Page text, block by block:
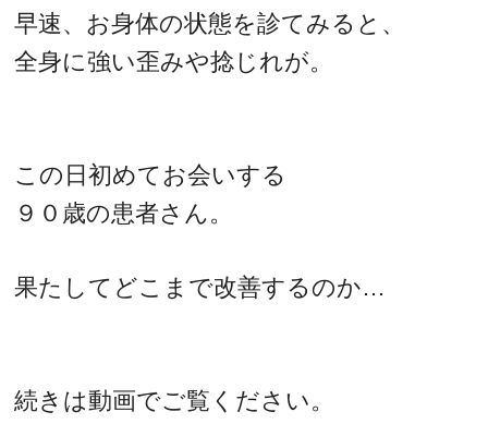
早速、お身体の状態を診てみると、
全身に強い歪みや捻じれが。
この日初めてお会いする
９０歳の患者さん。
果たしてどこまで改善するのか…
続きは動画でご覧ください。